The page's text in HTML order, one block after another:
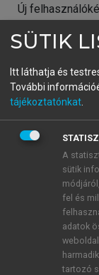
Új
A regisztráció
BELÉPÉS
ÚJ FIÓK
1 óra
E-MAIL-CÍM
SÜTIK
Itt láthatja és
További
tájékoztatónkat
A
sütik
fel és
adatok
tartozó